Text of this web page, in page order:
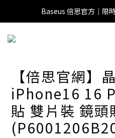
全館滿
Baseus 倍思官方｜限
全館滿
【倍思官網】
iPhone16 16
貼 雙片裝 鏡頭
Baseus 小獅助理
商品導購 / 客服資訊